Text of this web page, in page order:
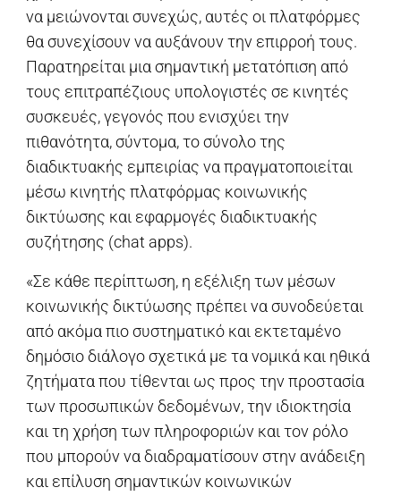
να μειώνονται συνεχώς, αυτές οι πλατφόρμες
θα συνεχίσουν να αυξάνουν την επιρροή τους.
Παρατηρείται μια σημαντική μετατόπιση από
τους επιτραπέζιους υπολογιστές σε κινητές
συσκευές, γεγονός που ενισχύει την
πιθανότητα, σύντομα, το σύνολο της
διαδικτυακής εμπειρίας να πραγματοποιείται
μέσω κινητής πλατφόρμας κοινωνικής
δικτύωσης και εφαρμογές διαδικτυακής
συζήτησης (chat apps).
«Σε κάθε περίπτωση, η εξέλιξη των μέσων
κοινωνικής δικτύωσης πρέπει να συνοδεύεται
από ακόμα πιο συστηματικό και εκτεταμένο
δημόσιο διάλογο σχετικά με τα νομικά και ηθικά
ζητήματα που τίθενται ως προς την προστασία
των προσωπικών δεδομένων, την ιδιοκτησία
και τη χρήση των πληροφοριών και τον ρόλο
που μπορούν να διαδραματίσουν στην ανάδειξη
και επίλυση σημαντικών κοινωνικών